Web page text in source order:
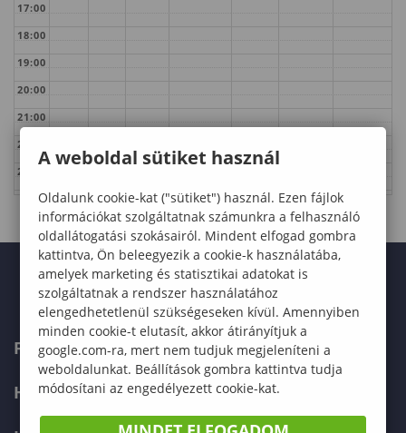
17:00
18:00
19:00
20:00
21:00
22:00
23:00
FELVÉTELIZŐKNEK
HALLGATÓKNAK
A weboldal sütiket használ
Oldalunk cookie-kat ("sütiket") használ. Ezen fájlok
információkat szolgáltatnak számunkra a felhasználó
oldallátogatási szokásairól. Mindent elfogad gombra
kattintva, Ön beleegyezik a cookie-k használatába,
amelyek marketing és statisztikai adatokat is
szolgáltatnak a rendszer használatához
elengedhetetlenül szükségeseken kívül. Amennyiben
minden cookie-t elutasít, akkor átirányítjuk a
google.com-ra, mert nem tudjuk megjeleníteni a
weboldalunkat. Beállítások gombra kattintva tudja
módosítani az engedélyezett cookie-kat.